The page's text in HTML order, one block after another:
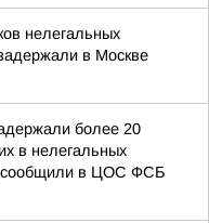
нелегальных
в Москве
более 20
в нелегальных
сообщили в ЦОС ФСБ